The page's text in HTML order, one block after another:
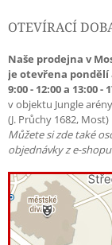
OTEVÍRACÍ
Naše prodejna v
je otevřena pondělí
9:00 - 12:00 a 13:00 -
v objektu Jungle arény
(J. Průchy 1682, Most)
Můžete si zde také
objednávky z e-